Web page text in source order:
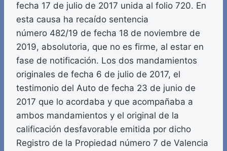
fecha 17 de julio de 2017 unida al folio 720. En
esta causa ha recaído sentencia
número 482/19 de fecha 18 de noviembre de
2019, absolutoria, que no es firme, al estar en
fase de notificación. Los dos mandamientos
originales de fecha 6 de julio de 2017, el
testimonio del Auto de fecha 23 de junio de
2017 que lo acordaba y que acompañaba a
ambos mandamientos y el original de la
calificación desfavorable emitida por dicho
Registro de la Propiedad número 7 de Valencia